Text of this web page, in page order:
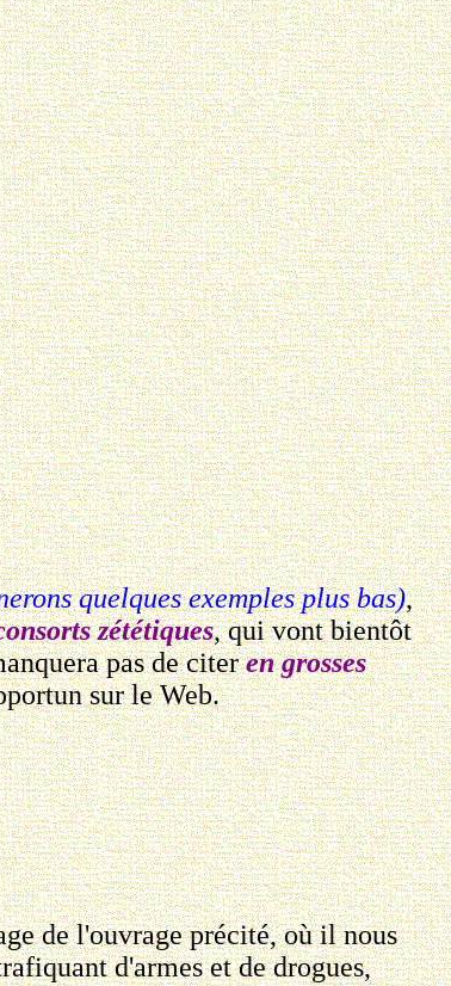
quelques exemples plus bas),
zététiques, qui vont bientôt
pas de citeren grosses
sur le Web.
de l'ouvrage précité, où il nous
d'armes et de drogues,